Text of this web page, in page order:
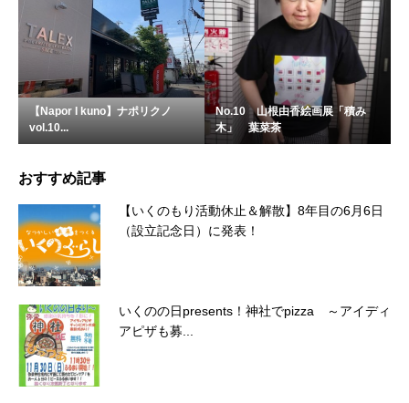
【Napor I kuno】ナポリクノ
vol.10...
No.10 山根由香絵画展「積み
木」 葉菜茶
おすすめ記事
【いくのもり活動休止＆解散】8年目の6月6日
（設立記念日）に発表！
いくのの日presents！神社でpizza ～アイディ
アピザも募...